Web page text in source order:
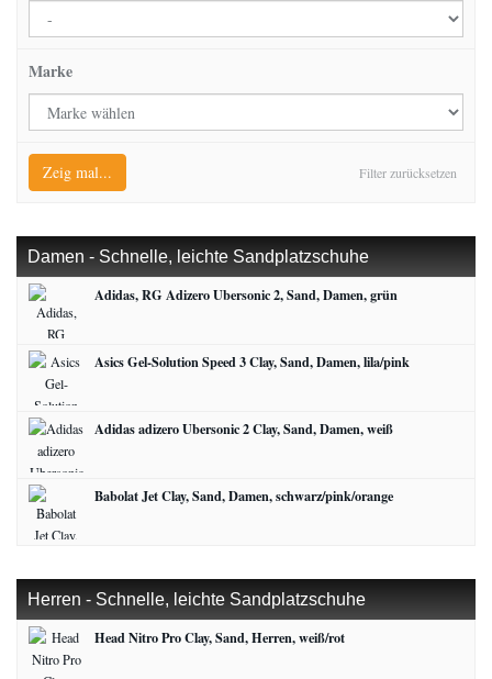
Marke
Filter zurücksetzen
Zeig mal...
Damen - Schnelle, leichte Sandplatzschuhe
Adidas, RG Adizero Ubersonic 2, Sand, Damen, grün
Asics Gel-Solution Speed 3 Clay, Sand, Damen, lila/pink
Adidas adizero Ubersonic 2 Clay, Sand, Damen, weiß
Babolat Jet Clay, Sand, Damen, schwarz/pink/orange
Herren - Schnelle, leichte Sandplatzschuhe
Head Nitro Pro Clay, Sand, Herren, weiß/rot